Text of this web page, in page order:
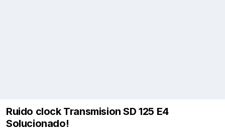
Ruido clock Transmision SD 125 E4
Solucionado!